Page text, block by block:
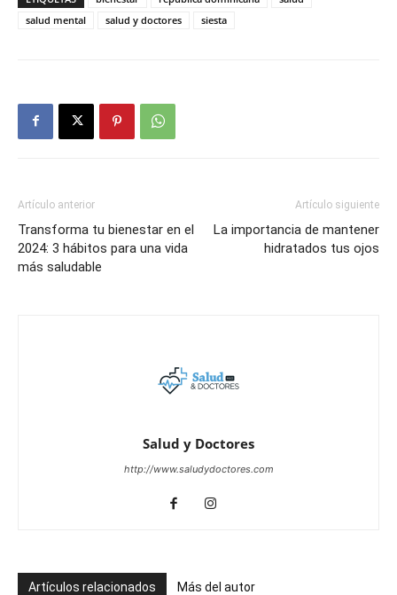
salud mental
salud y doctores siesta
Artículo anterior
Transforma tu bienestar en el
2024: 3 hábitos para una vida
más saludable
Artículo siguiente
La importancia de mantener
hidratados tus ojos
Salud y Doctores
http://www.saludydoctores.com
Artículos relacionados Más del autor